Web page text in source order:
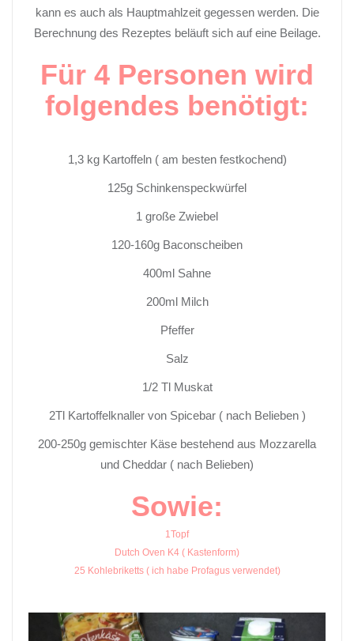
kann es auch als Hauptmahlzeit gegessen werden. Die
Berechnung des Rezeptes beläuft sich auf eine Beilage.
Für 4 Personen wird
folgendes benötigt:
1,3 kg Kartoffeln ( am besten festkochend)
125g Schinkenspeckwürfel
1 große Zwiebel
120-160g Baconscheiben
400ml Sahne
200ml Milch
Pfeffer
Salz
1/2 Tl Muskat
2Tl Kartoffelknaller von Spicebar ( nach Belieben )
200-250g gemischter Käse bestehend aus Mozzarella
und Cheddar ( nach Belieben)
Sowie:
1Topf
Dutch Oven K4 ( Kastenform)
25 Kohlebriketts ( ich habe Profagus verwendet)